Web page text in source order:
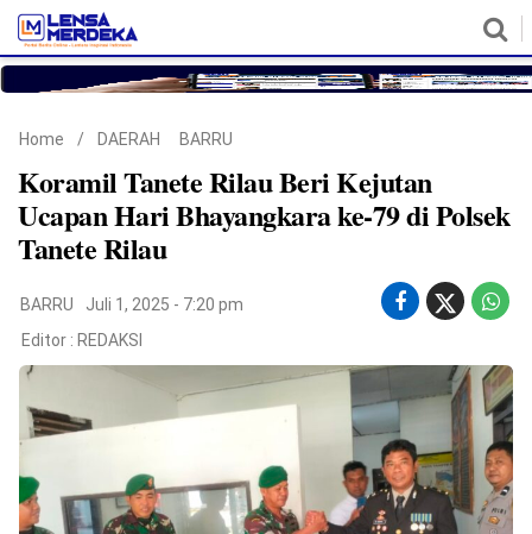
©
Copyright
Merdeka
Home / DAERAH BARRU
Koramil Tanete Rilau Beri Kejutan
Ucapan Hari Bhayangkara ke-79 di Polsek
Tanete Rilau
BARRU
Juli 1, 2025 - 7:20 pm
Editor : REDAKSI